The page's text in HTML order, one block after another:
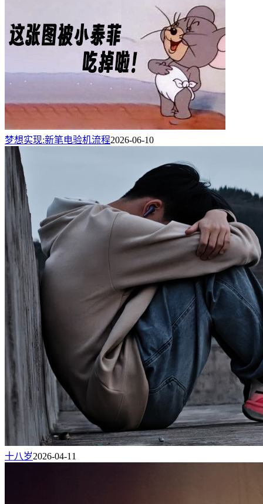
梦想实现:新笔电验机流程2026-06-10
十八岁2026-04-11